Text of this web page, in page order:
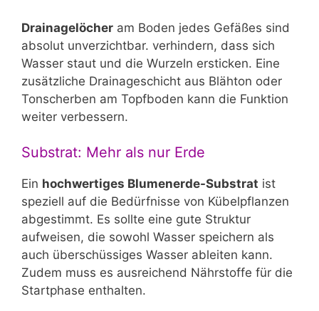
Drainagelöcher am Boden jedes Gefäßes sind
absolut unverzichtbar. verhindern, dass sich
Wasser staut und die Wurzeln ersticken. Eine
zusätzliche Drainageschicht aus Blähton oder
Tonscherben am Topfboden kann die Funktion
weiter verbessern.
Substrat: Mehr als nur Erde
Ein hochwertiges Blumenerde-Substrat ist
speziell auf die Bedürfnisse von Kübelpflanzen
abgestimmt. Es sollte eine gute Struktur
aufweisen, die sowohl Wasser speichern als
auch überschüssiges Wasser ableiten kann.
Zudem muss es ausreichend Nährstoffe für die
Startphase enthalten.